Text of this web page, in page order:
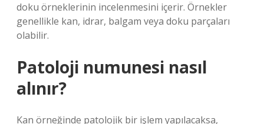
doku örneklerinin incelenmesini içerir. Örnekler
genellikle kan, idrar, balgam veya doku parçaları
olabilir.
Patoloji numunesi nasıl
alınır?
Kan örneğinde patolojik bir işlem yapılacaksa,